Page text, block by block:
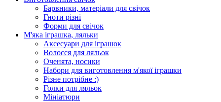
Барвники, матеріали для свічок
Гноти різні
Форми для свічок
М'яка іграшка, ляльки
Аксесуари для іграшок
Волосся для ляльок
Оченята, носики
Набори для виготовлення м'якої іграшки
Різне потрібне :)
Голки для ляльок
Мініатюри